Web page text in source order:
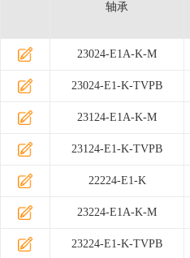
轴承
23024-E1A-K-M
23024-E1-K-TVPB
23124-E1A-K-M
23124-E1-K-TVPB
22224-E1-K
23224-E1A-K-M
23224-E1-K-TVPB